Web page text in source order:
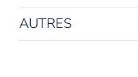
AUTRES